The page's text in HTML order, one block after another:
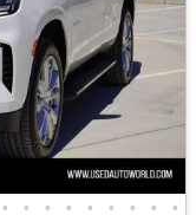
• • • • • • • • •